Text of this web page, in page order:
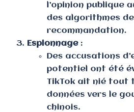
l’opinion publique
des algorithmes de
recommandation.
Espionnage:
Des accusations
potentiel ont été
TikTok ait nié tout
données vers le
chinois.